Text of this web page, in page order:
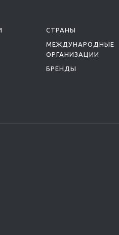
СТРАНЫ
МЕЖДУНАРОДНЫЕ
ОРГАНИЗАЦИИ
БРЕНДЫ